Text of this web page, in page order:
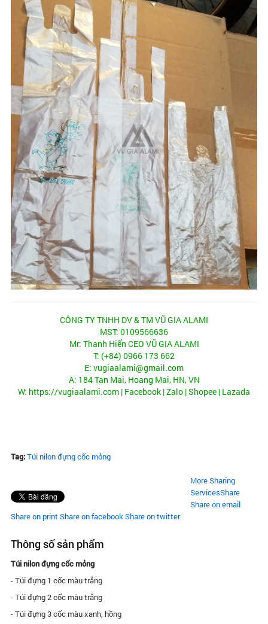
CÔNG TY TNHH DV & TM VŨ GIA ALAMI
MST: 0109566636
Mr: Thanh Hiển CEO VŨ GIA ALAMI
T: (+84) 0966 173 662
E: vugiaalami@gmail.com
A: 184 Tan Mai, Hoang Mai, HN, VN
W: https://vugiaalami.com | Facebook | Zalo |Shopee | Lazada
Tag:Túi nilon đựng cốc mỏng
More Sharing
ServicesShare
Share on email
Share on print Share on facebook Share on twitter
Thông số sản phẩm
Túi nilon đựng cốc mỏng
- Túi đựng 1 cốc màu trắng
- Túi đựng 2 cốc màu trắng
- Túi đựng 3 cốc màu xanh, hồng